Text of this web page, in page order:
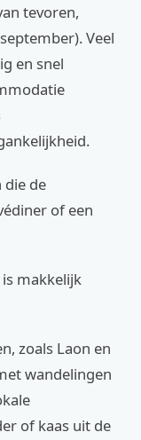
tevoren,
Veel
en snel
die de
of een
is makkelijk
zoals Laon en
wandelingen
of kaas uit de